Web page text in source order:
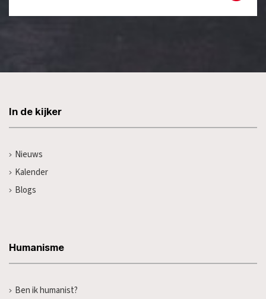
In de kijker
Nieuws
Kalender
Blogs
Humanisme
Ben ik humanist?